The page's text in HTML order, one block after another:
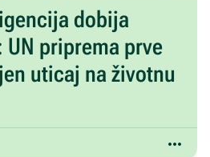
dobija
UN priprema prve
uticaj na životnu